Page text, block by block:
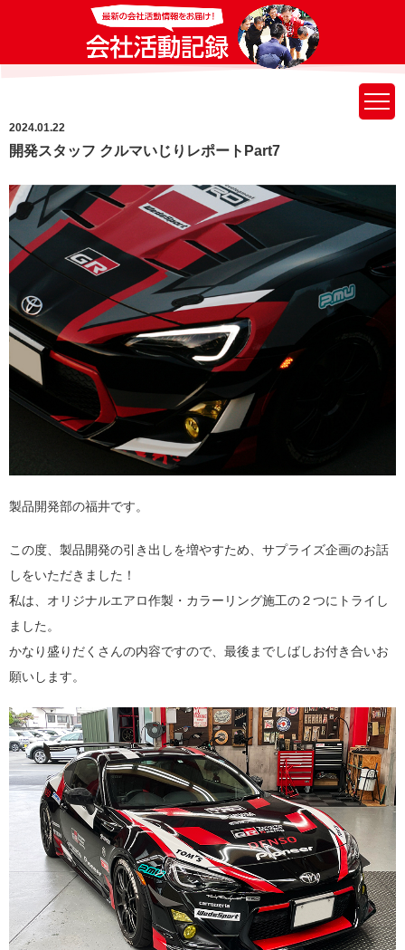
2024.01.22
開発スタッフ クルマいじりレポートPart7
製品開発部の福井です。
この度、製品開発の引き出しを増やすため、サプライズ企画のお話
しをいただきました！
私は、オリジナルエアロ作製・カラーリング施工の２つにトライし
ました。
かなり盛りだくさんの内容ですので、最後までしばしお付き合いお
願いします。